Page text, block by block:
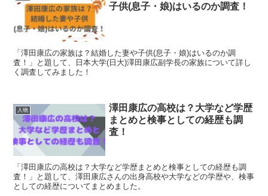
子供(息子・娘)はいるのか調査！
「澤田康広の家族は？結婚した妻や子供(息子・娘)はいるのか調
査！」と題して、日本大学(日大)澤田康広副学長の家族について詳し
く調査してみました！
人物
澤田康広の高校は？大学など学歴
まとめと検事としての経歴も調
査！
「澤田康広の高校は？大学など学歴まとめと検事としての経歴も調
査！」と題して、澤田康広さんの出身高校や大学などの学歴や、検事
としての経歴についてまとめました。